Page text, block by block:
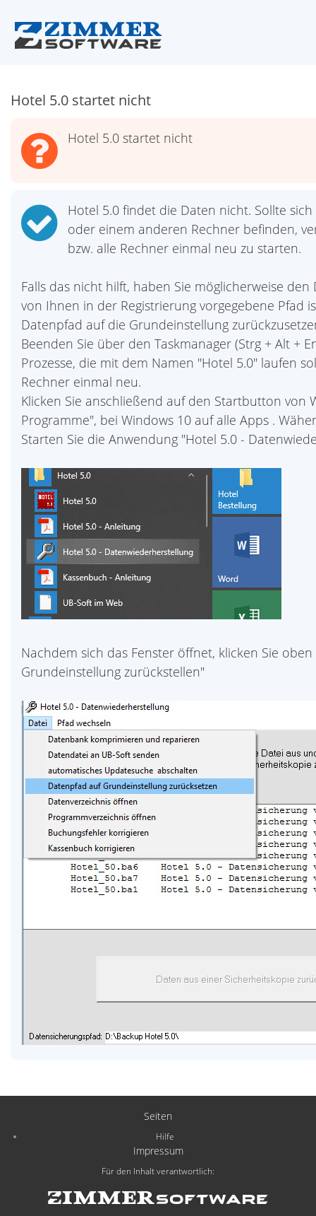
Hotel 5.0 startet nicht
Hotel 5.0 startet nicht
Hotel 5.0 findet die Daten nicht. Sollte
oder einem anderen Rechner befinden,
bzw. alle Rechner einmal neu zu starten.
Falls das nicht hilft, haben Sie möglicherweise
von Ihnen in der Registrierung vorgegebene Pfad
Datenpfad auf die Grundeinstellung
Beenden Sie über den Taskmanager (Strg + Alt +
Prozesse, die mit dem Namen "Hotel 5.0" laufen
Rechner einmal neu.
Klicken Sie anschließend auf den Startbutton von
Programme", bei Windows 10 auf alle Apps .
Starten Sie die Anwendung "Hotel 5.0 -
Nachdem sich das Fenster öffnet, klicken Sie
Grundeinstellung zurückstellen"
Seiten
Hilfe
Impressum
Für den Inhalt verantwortlich: